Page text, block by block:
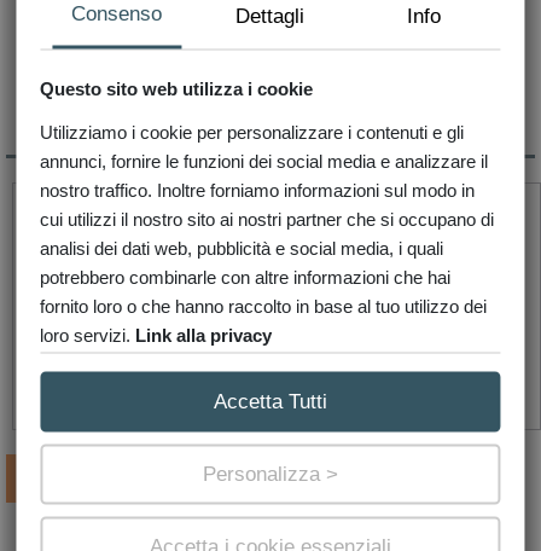
Non hai richieste in corso
Integrazione
>>>
Consenso Dettagli Info
Questo sito web utilizza i cookie
Utilizziamo i cookie per personalizzare i contenuti e gli
annunci, fornire le funzioni dei social media e analizzare il
nostro traffico. Inoltre forniamo informazioni sul modo in
cui utilizzi il nostro sito ai nostri partner che si occupano di
analisi dei dati web, pubblicità e social media, i quali
potrebbero combinarle con altre informazioni che hai
fornito loro o che hanno raccolto in base al tuo utilizzo dei
loro servizi. Link alla privacy
Accetta i cookie essenziali
Personalizza >
Accetta Tutti